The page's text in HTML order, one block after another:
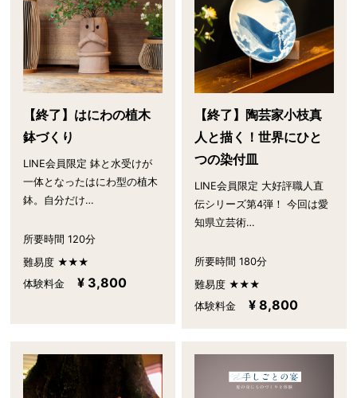
【終了】はにわの植木
鉢づくり
LINE会員限定 鉢と水受けが
一体となったはにわ型の植木
鉢。自分だけ…
所要時間 120分
難易度 ★★★
体験料金
¥ 3,800
【終了】陶芸家小枝真
人と描く！世界にひと
つの染付皿
LINE会員限定 大好評職人直
伝シリーズ第4弾！ 今回は愛
知県立芸術…
所要時間 180分
難易度 ★★★
体験料金
¥ 8,800